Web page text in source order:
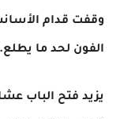
وقفت قدام
الفون لحد ما يطلع.
يزيد فتح الباب